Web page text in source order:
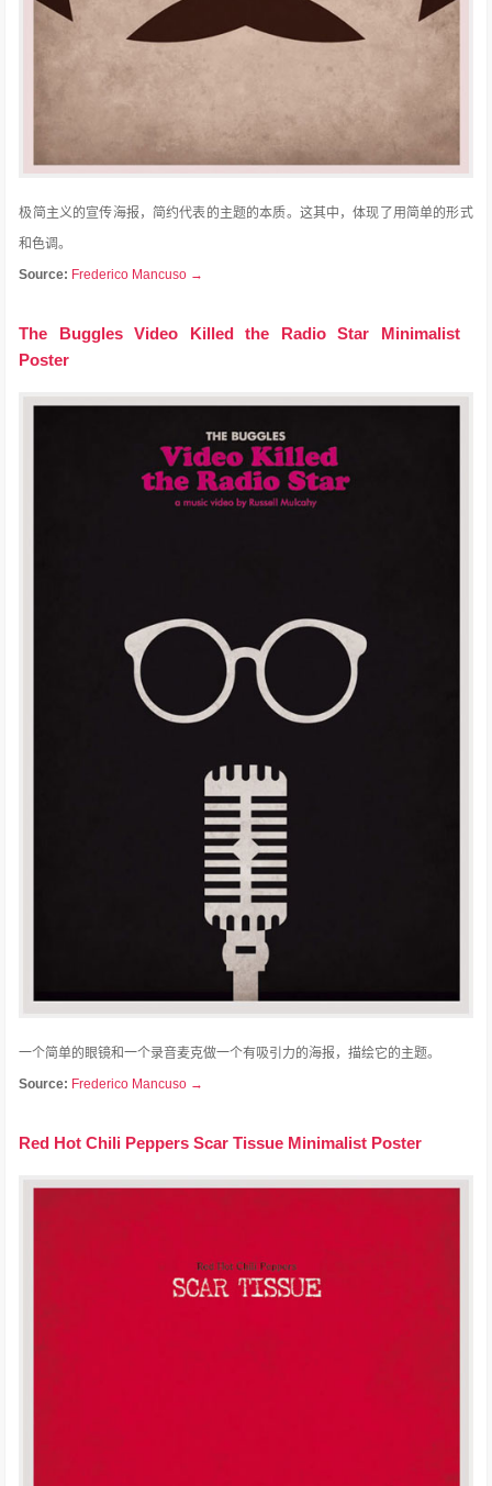
极简主义的宣传海报，简约代表的主题的本质。 这其中，体现了用简单的形式
和色调。
Source: Frederico Mancuso →
The Buggles Video Killed the Radio Star Minimalist
Poster
一个简单的眼镜和一个录音麦克做一个有吸引力的海报，描绘它的主题。
Source: Frederico Mancuso →
Red Hot Chili Peppers Scar Tissue Minimalist Poster